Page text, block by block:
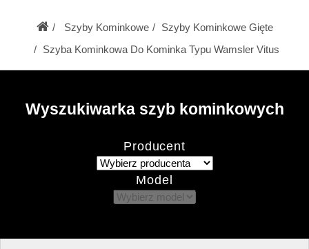
Szyby Kominkowe
Szyby Kominkowe Gięte
Szyba Kominkowa Do Kominka Typu Wamsler Vitus
Wyszukiwarka szyb kominkowych
Producent
Model